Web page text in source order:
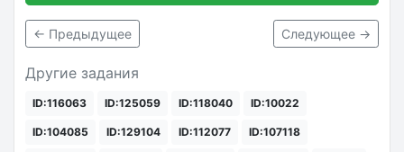
← Предыдущее Следующее →
Другие задания
ID:116063 ID:125059 ID:118040 ID:10022
ID:104085 ID:129104 ID:112077 ID:107118